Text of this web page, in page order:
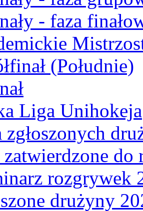
- faza
(Południe)
Liga Unihokeja
zgłoszonych
zatwierdzone do
rozgrywek
drużyny